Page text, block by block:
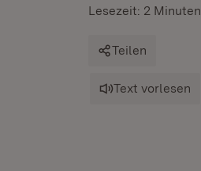
Lesezeit: 2 Minuten
Teilen
Text vorlesen